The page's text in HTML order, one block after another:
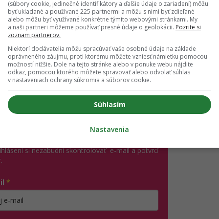
Pre mňa bola vždy na prvom mieste rodina, sú na prvom
a budem teraz trošku viac energie venovať aj sebe, a
vyjadrilasa prednedávnom.
ti nič neutečie! 💌
vedieť o najnovšom Girls' Point evente ako prvá?
sa na odber e-mailových newslettrov.
si nezabudni skontrolovať e-mail a potvrď
*
(súbory cookie, jedinečné identifikátory a ďalšie údaje o zariadení) môžu
byť ukladané a používané 225 partnermi a môžu s nimi byť zdieľané
alebo môžu byť využívané konkrétne týmito webovými stránkami. My
a naši partneri môžeme používať presné údaje o geolokácii. Pozrite si
zoznam partnerov.
Niektorí dodávatelia môžu spracúvať vaše osobné údaje na základe
oprávneného záujmu, proti ktorému môžete vzniesť námietku pomocou
možností nižšie. Dole na tejto stránke alebo v ponuke webu nájdite
odkaz, pomocou ktorého môžete spravovať alebo odvolať súhlas
v nastaveniach ochrany súkromia a súborov cookie.
Súhlasím
Nastavenia